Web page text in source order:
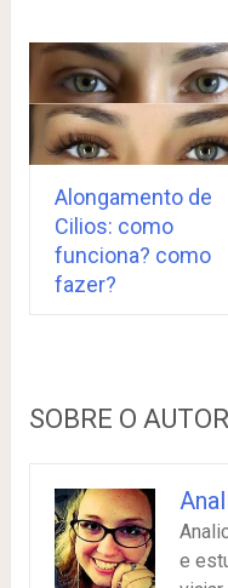
Alongamento de
Cilios: como
funciona? como
fazer?
SOBRE O
e